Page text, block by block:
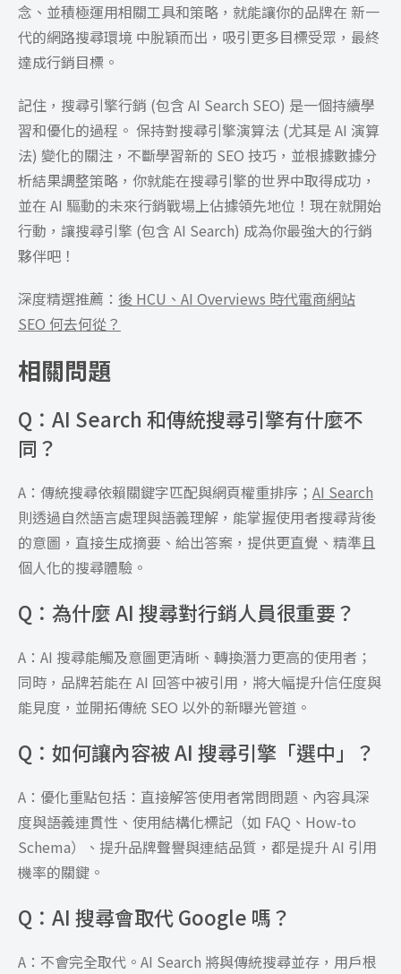
念、並積極運用相關工具和策略，就能讓你的品牌在 新一
代的網路搜尋環境 中脫穎而出，吸引更多目標受眾，最終
達成行銷目標。
記住，搜尋引擎行銷 (包含 AI Search SEO) 是一個持續學
習和優化的過程。 保持對搜尋引擎演算法 (尤其是 AI 演算
法) 變化的關注，不斷學習新的 SEO 技巧，並根據數據分
析結果調整策略，你就能在搜尋引擎的世界中取得成功，
並在 AI 驅動的未來行銷戰場上佔據領先地位！現在就開始
行動，讓搜尋引擎 (包含 AI Search) 成為你最強大的行銷
夥伴吧！
深度精選推薦： 後 HCU、AI Overviews 時代電商網站
SEO 何去何從？
相關問題
Q：AI Search 和傳統搜尋引擎有什麼不
同？
A：傳統搜尋依賴關鍵字匹配與網頁權重排序； AI Search
則透過自然語言處理與語義理解，能掌握使用者搜尋背後
的意圖，直接生成摘要、給出答案，提供更直覺、精準且
個人化的搜尋體驗。
Q：為什麼 AI 搜尋對行銷人員很重要？
A：AI 搜尋能觸及意圖更清晰、轉換潛力更高的使用者；
同時，品牌若能在 AI 回答中被引用，將大幅提升信任度與
能見度，並開拓傳統 SEO 以外的新曝光管道。
Q：如何讓內容被 AI 搜尋引擎「選中」？
A：優化重點包括：直接解答使用者常問問題、內容具深
度與語義連貫性、使用結構化標記（如 FAQ、How-to
Schema）、提升品牌聲譽與連結品質，都是提升 AI 引用
機率的關鍵。
Q：AI 搜尋會取代 Google 嗎？
A：不會完全取代。AI Search 將與傳統搜尋並存，用戶根